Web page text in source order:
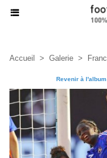
Accueil > Galerie >
Revenir à l'album